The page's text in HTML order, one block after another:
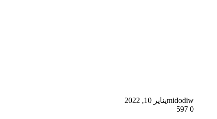
midodiwيناير 10, 2022
0